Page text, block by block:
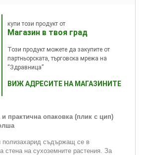
купи този продукт от
Магазин в твоя град
Този продукт можете да закупите от
партньорската, търговска мрежа на
“Здравница”
ВИЖ АДРЕСИТЕ НА МАГАЗИНИТЕ
практична опаковка (плик с цип)
полизахарид съдържащ се в
стена на сухоземните растения. За